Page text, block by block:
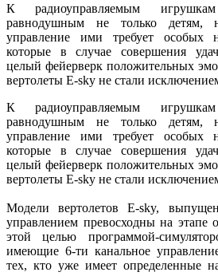
К радиоуправляемым
равнодушным не только детям,
управление ими требует особых
которые в случае совершения
целый фейерверк положительных
вертолеты E-sky не стали
К радиоуправляемым
равнодушным не только детям,
управление ими требует особых
которые в случае совершения
целый фейерверк положительных
вертолеты E-sky не стали
Модели вертолетов E-sky,
управлением превосходны на этапе
этой целью программой-
имеющие 6-ти канальное
тех, кто уже имеет определенные